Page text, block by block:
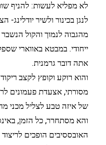
לא מפליא לעשות: להניף
לנגן בכינור ולשיר
מהגבוה לנמוך והקול
ייחודי. במבטא באווארי
אתה דובר גרמנית.
והוא רוקע וקופץ לקצב
מסורתי, אצעדת פעמונים
של איזה טבע לצליל מכני
והא מסתחרר, כל הזמן,
האובססיבים הופכים